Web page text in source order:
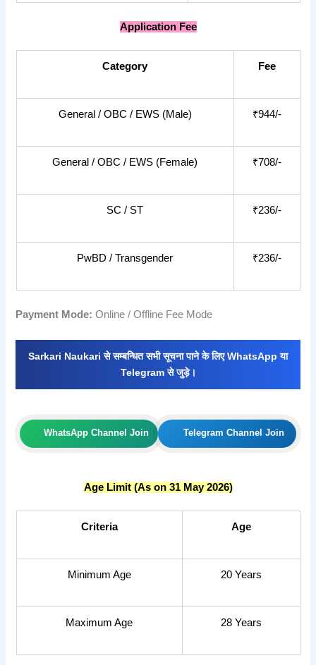
Application Fee
Category Fee
General / OBC / EWS (Male) ₹944/-
General / OBC / EWS (Female) ₹708/-
SC / ST ₹236/-
PwBD / Transgender ₹236/-
Payment Mode: Online / Offline Fee Mode
Sarkari Naukari से सम्बन्धित सभी सूचना पाने के लिए WhatsApp या
Telegram से जुड़े।
WhatsApp Channel Join Telegram Channel Join
Age Limit (As on 31 May 2026)
Criteria Age
Minimum Age 20 Years
Maximum Age 28 Years